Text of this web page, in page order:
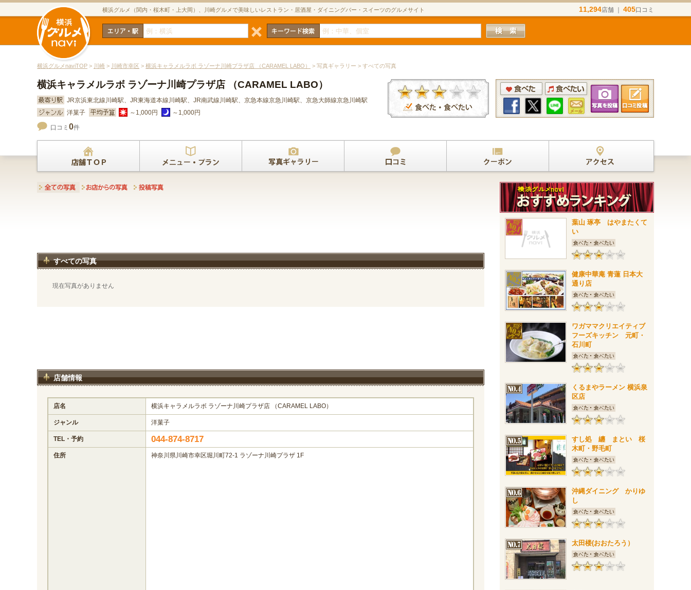
11,294店舗 ｜ 405口コミ
横浜グルメ（関内・桜木町・上大岡）、川崎グルメで美味しいレストラン・居酒屋・ダイニングバー・スイーツのグルメサイト
横浜グルメnaviTOP > 川崎 > 川崎市幸区 > 横浜キャラメルラボ ラゾーナ川崎プラザ店 （CARAMEL LABO） > 写真ギャラリー > すべての写真
横浜キャラメルラボ ラゾーナ川崎プラザ店 （CARAMEL LABO）
JR京浜東北線川崎駅、JR東海道本線川崎駅、JR南武線川崎駅、京急本線京急川崎駅、京急大師線京急川崎駅
洋菓子
～1,000円 ～1,000円
口コミ 0件
すべての写真
現在写真がありません
店舗情報
店名 横浜キャラメルラボ ラゾーナ川崎プラザ店 （CARAMEL LABO）
ジャンル 洋菓子
TEL・予約 044-874-8717
住所 神奈川県川崎市幸区堀川町72-1 ラゾーナ川崎プラザ 1F
葉山 琢亭 はやまたくて
い
健康中華庵 青蓮 日本大
通り店
ワガママクリエイティブ
フーズキッチン 元町・
石川町
くるまやラーメン 横浜泉
区店
すし処 纏 まとい 桜
木町・野毛町
沖縄ダイニング かりゆ
し
太田楼(おおたろう）